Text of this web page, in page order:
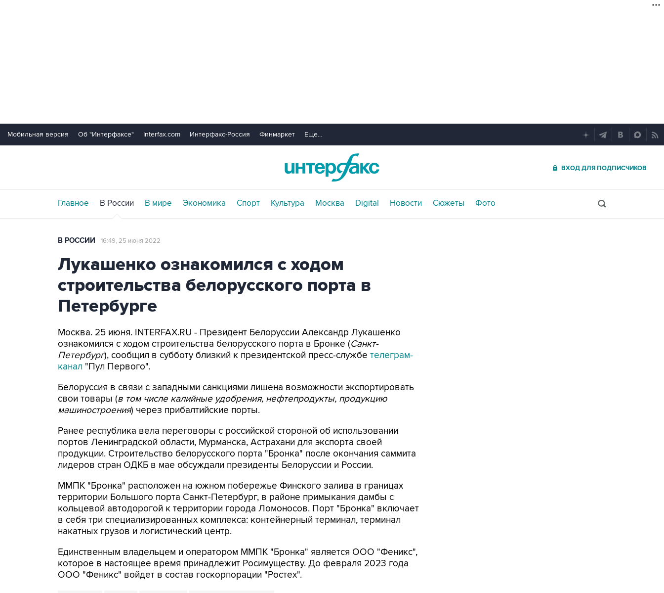
Мобильная версия Об "Интерфаксе" Interfax.com Интерфакс-Россия Финмаркет Еще...
ВХОД ДЛЯ ПОДПИСЧИКОВ
Главное В России В мире Экономика Спорт Культура Москва Digital Новости Сюжеты Фото
В РОССИИ 16:49, 25 июня 2022
Лукашенко ознакомился с ходом
строительства белорусского порта в
Петербурге
Москва. 25 июня. INTERFAX.RU - Президент Белоруссии Александр Лукашенко
ознакомился с ходом строительства белорусского порта в Бронке (Санкт-
Петербург), сообщил в субботу близкий к президентской пресс-службе телеграм-
канал "Пул Первого".
Белоруссия в связи с западными санкциями лишена возможности экспортировать
свои товары (в том числе калийные удобрения, нефтепродукты, продукцию
машиностроения) через прибалтийские порты.
Ранее республика вела переговоры с российской стороной об использовании
портов Ленинградской области, Мурманска, Астрахани для экспорта своей
продукции. Строительство белорусского порта "Бронка" после окончания саммита
лидеров стран ОДКБ в мае обсуждали президенты Белоруссии и России.
ММПК "Бронка" расположен на южном побережье Финского залива в границах
территории Большого порта Санкт-Петербург, в районе примыкания дамбы с
кольцевой автодорогой к территории города Ломоносов. Порт "Бронка" включает
в себя три специализированных комплекса: контейнерный терминал, терминал
накатных грузов и логистический центр.
Единственным владельцем и оператором ММПК "Бронка" является ООО "Феникс",
которое в настоящее время принадлежит Росимуществу. До февраля 2023 года
ООО "Феникс" войдет в состав госкорпорации "Ростех".